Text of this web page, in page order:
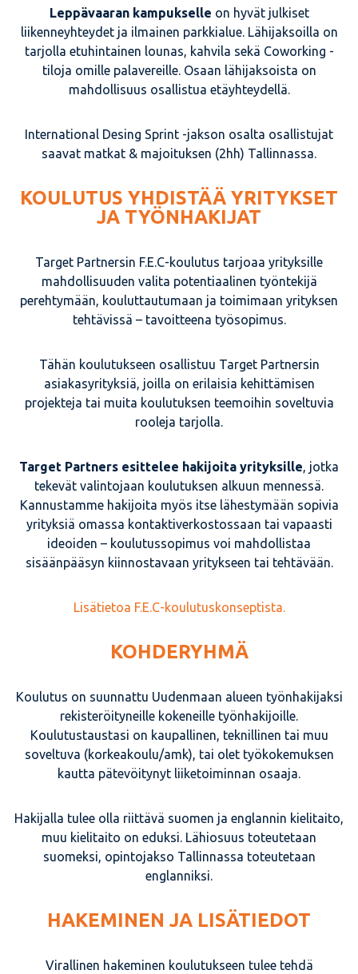
Leppävaaran kampukselle on hyvät julkiset
liikenneyhteydet ja ilmainen parkkialue. Lähijaksoilla on
tarjolla etuhintainen lounas, kahvila sekä Coworking -
tiloja omille palavereille. Osaan lähijaksoista on
mahdollisuus osallistua etäyhteydellä.
International Desing Sprint -jakson osalta osallistujat
saavat matkat & majoituksen (2hh) Tallinnassa.
KOULUTUS YHDISTÄÄ YRITYKSET
JA TYÖNHAKIJAT
Target Partnersin F.E.C-koulutus tarjoaa yrityksille
mahdollisuuden valita potentiaalinen työntekijä
perehtymään, kouluttautumaan ja toimimaan yrityksen
tehtävissä – tavoitteena työsopimus.
Tähän koulutukseen osallistuu Target Partnersin
asiakasyrityksiä, joilla on erilaisia kehittämisen
projekteja tai muita koulutuksen teemoihin soveltuvia
rooleja tarjolla.
Target Partners esittelee hakijoita yrityksille, jotka
tekevät valintojaan koulutuksen alkuun mennessä.
Kannustamme hakijoita myös itse lähestymään sopivia
yrityksiä omassa kontaktiverkostossaan tai vapaasti
ideoiden – koulutussopimus voi mahdollistaa
sisäänpääsyn kiinnostavaan yritykseen tai tehtävään.
Lisätietoa F.E.C-koulutuskonseptista.
KOHDERYHMÄ
Koulutus on suunnattu Uudenmaan alueen työnhakijaksi
rekisteröityneille kokeneille työnhakijoille.
Koulutustaustasi on kaupallinen, teknillinen tai muu
soveltuva (korkeakoulu/amk), tai olet työkokemuksen
kautta pätevöitynyt liiketoiminnan osaaja.
Hakijalla tulee olla riittävä suomen ja englannin kielitaito,
muu kielitaito on eduksi. Lähiosuus toteutetaan
suomeksi, opintojakso Tallinnassa toteutetaan
englanniksi.
HAKEMINEN JA LISÄTIEDOT
Virallinen hakeminen koulutukseen tulee tehdä